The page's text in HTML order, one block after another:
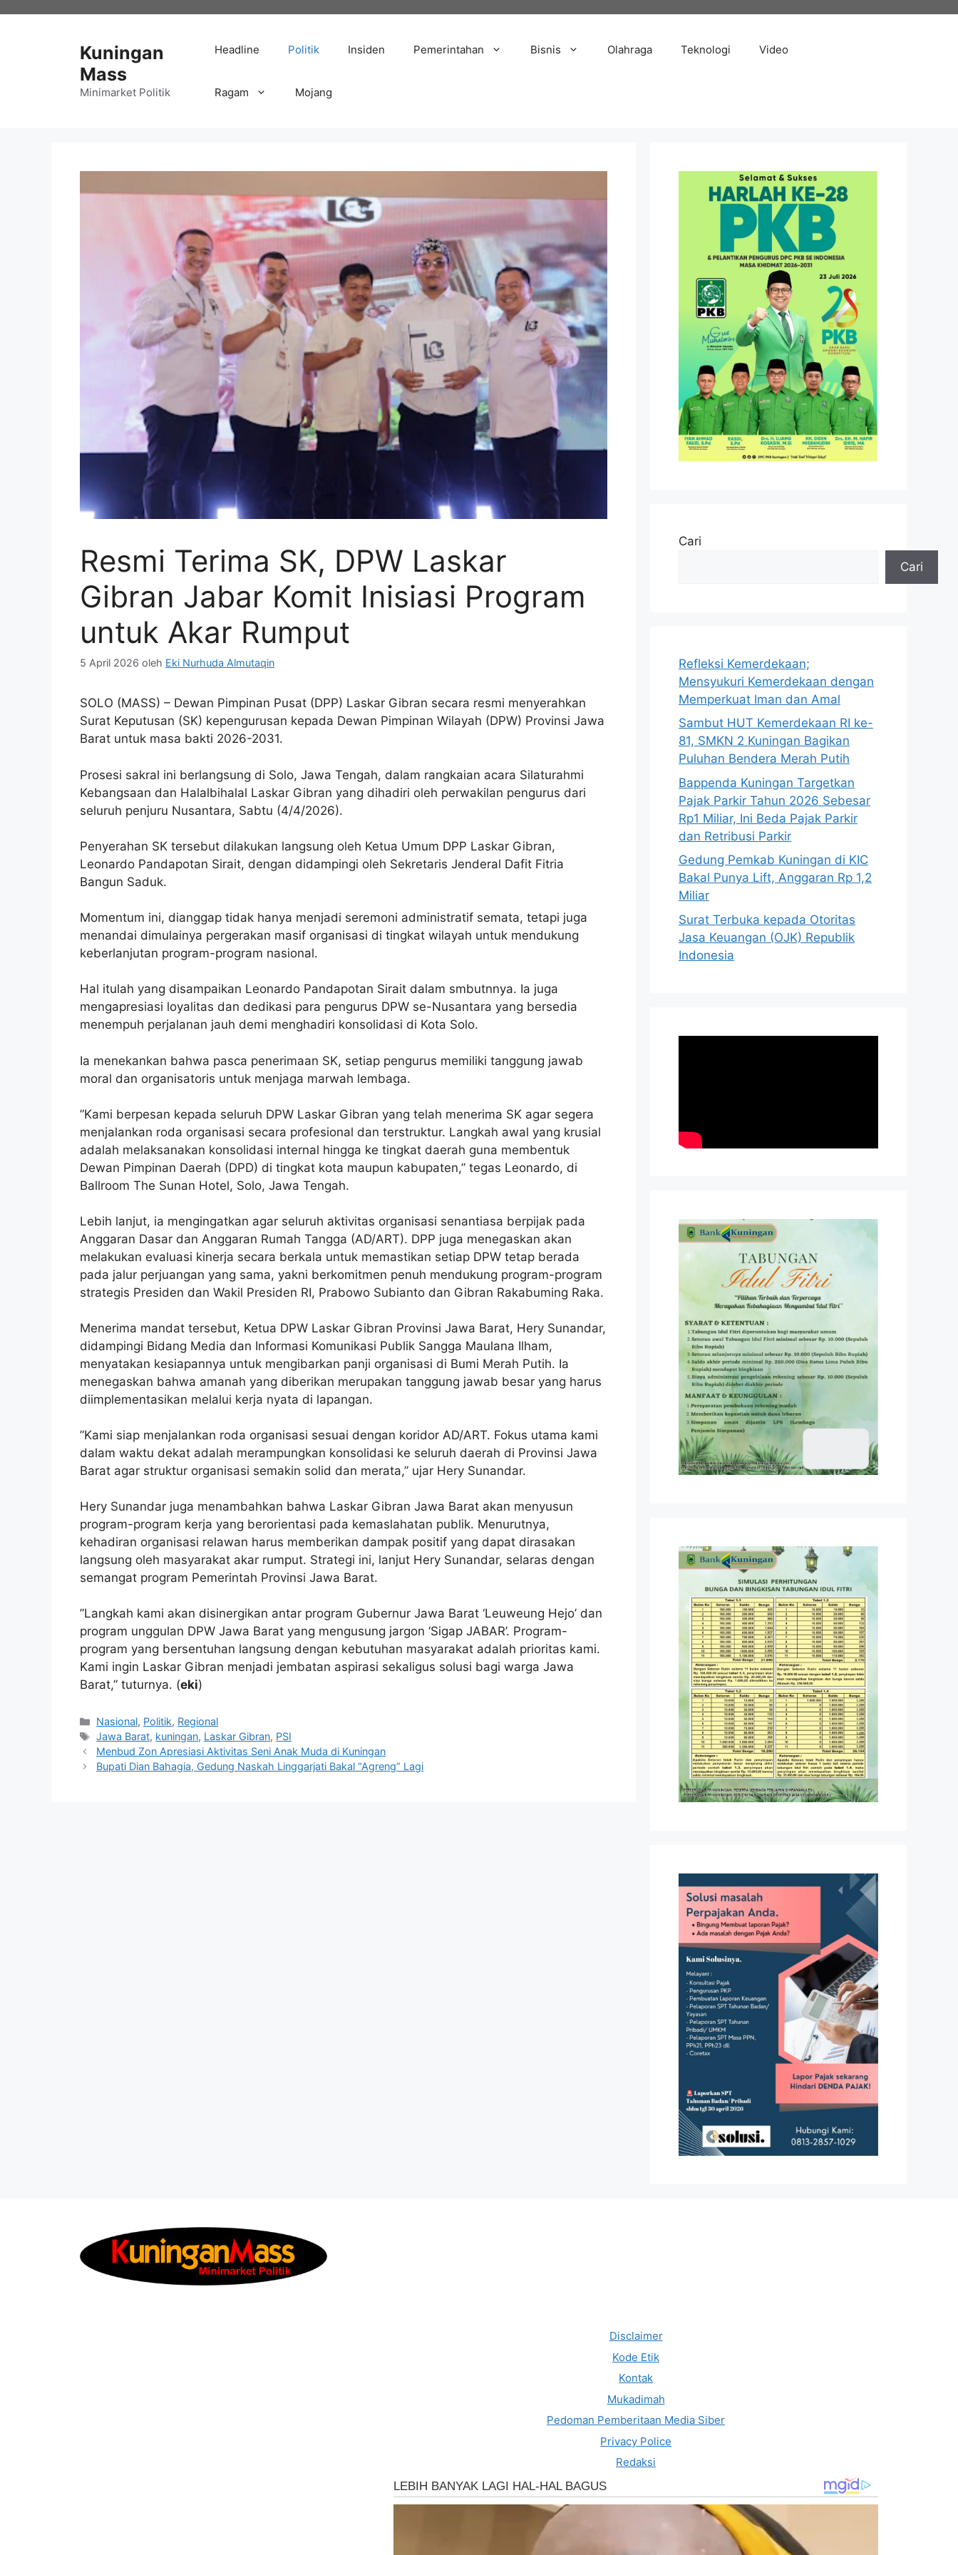
Kuningan
Mass
Minimarket Politik
Headline Politik Insiden Pemerintahan Bisnis Olahraga Teknologi Video
Ragam Mojang
Resmi Terima SK, DPW Laskar
Gibran Jabar Komit Inisiasi Program
untuk Akar Rumput
5 April 2026 oleh Eki Nurhuda Almutaqin
SOLO (MASS) – Dewan Pimpinan Pusat (DPP) Laskar Gibran secara resmi menyerahkan
Surat Keputusan (SK) kepengurusan kepada Dewan Pimpinan Wilayah (DPW) Provinsi Jawa
Barat untuk masa bakti 2026-2031.
Prosesi sakral ini berlangsung di Solo, Jawa Tengah, dalam rangkaian acara Silaturahmi
Kebangsaan dan Halalbihalal Laskar Gibran yang dihadiri oleh perwakilan pengurus dari
seluruh penjuru Nusantara, Sabtu (4/4/2026).
‎Penyerahan SK tersebut dilakukan langsung oleh Ketua Umum DPP Laskar Gibran,
Leonardo Pandapotan Sirait, dengan didampingi oleh Sekretaris Jenderal Dafit Fitria
Bangun Saduk.
Momentum ini, dianggap tidak hanya menjadi seremoni administratif semata, tetapi juga
menandai dimulainya pergerakan masif organisasi di tingkat wilayah untuk mendukung
keberlanjutan program-program nasional.
‎Hal itulah yang disampaikan Leonardo Pandapotan Sirait dalam smbutnnya. Ia juga
mengapresiasi loyalitas dan dedikasi para pengurus DPW se-Nusantara yang bersedia
menempuh perjalanan jauh demi menghadiri konsolidasi di Kota Solo.
Ia menekankan bahwa pasca penerimaan SK, setiap pengurus memiliki tanggung jawab
moral dan organisatoris untuk menjaga marwah lembaga.
‎”Kami berpesan kepada seluruh DPW Laskar Gibran yang telah menerima SK agar segera
menjalankan roda organisasi secara profesional dan terstruktur. Langkah awal yang krusial
adalah melaksanakan konsolidasi internal hingga ke tingkat daerah guna membentuk
Dewan Pimpinan Daerah (DPD) di tingkat kota maupun kabupaten,” tegas Leonardo, di
Ballroom The Sunan Hotel, Solo, Jawa Tengah.
‎Lebih lanjut, ia mengingatkan agar seluruh aktivitas organisasi senantiasa berpijak pada
Anggaran Dasar dan Anggaran Rumah Tangga (AD/ART). DPP juga menegaskan akan
melakukan evaluasi kinerja secara berkala untuk memastikan setiap DPW tetap berada
pada jalur perjuangan yang sama, yakni berkomitmen penuh mendukung program-program
strategis Presiden dan Wakil Presiden RI, Prabowo Subianto dan Gibran Rakabuming Raka.
‎Menerima mandat tersebut, Ketua DPW Laskar Gibran Provinsi Jawa Barat, Hery Sunandar,
didampingi Bidang Media dan Informasi Komunikasi Publik Sangga Maulana Ilham,
menyatakan kesiapannya untuk mengibarkan panji organisasi di Bumi Merah Putih. Ia
menegaskan bahwa amanah yang diberikan merupakan tanggung jawab besar yang harus
diimplementasikan melalui kerja nyata di lapangan.
‎”Kami siap menjalankan roda organisasi sesuai dengan koridor AD/ART. Fokus utama kami
dalam waktu dekat adalah merampungkan konsolidasi ke seluruh daerah di Provinsi Jawa
Barat agar struktur organisasi semakin solid dan merata,” ujar Hery Sunandar.
‎Hery Sunandar juga menambahkan bahwa Laskar Gibran Jawa Barat akan menyusun
program-program kerja yang berorientasi pada kemaslahatan publik. Menurutnya,
kehadiran organisasi relawan harus memberikan dampak positif yang dapat dirasakan
langsung oleh masyarakat akar rumput. Strategi ini, lanjut Hery Sunandar, selaras dengan
semangat program Pemerintah Provinsi Jawa Barat.
‎”Langkah kami akan disinergikan antar program Gubernur Jawa Barat ‘Leuweung Hejo’ dan
program unggulan DPW Jawa Barat yang mengusung jargon ‘Sigap JABAR’. Program-
program yang bersentuhan langsung dengan kebutuhan masyarakat adalah prioritas kami.
Kami ingin Laskar Gibran menjadi jembatan aspirasi sekaligus solusi bagi warga Jawa
Barat,” tuturnya. (eki)
Kategori
Nasional, Politik, Regional
Tag
Jawa Barat, kuningan, Laskar Gibran, PSI
Menbud Zon Apresiasi Aktivitas Seni Anak Muda di Kuningan
Bupati Dian Bahagia, Gedung Naskah Linggarjati Bakal “Agreng” Lagi
Cari
Cari
Refleksi Kemerdekaan;
Mensyukuri Kemerdekaan dengan
Memperkuat Iman dan Amal
Sambut HUT Kemerdekaan RI ke-
81, SMKN 2 Kuningan Bagikan
Puluhan Bendera Merah Putih
Bappenda Kuningan Targetkan
Pajak Parkir Tahun 2026 Sebesar
Rp1 Miliar, Ini Beda Pajak Parkir
dan Retribusi Parkir
Gedung Pemkab Kuningan di KIC
Bakal Punya Lift, Anggaran Rp 1,2
Miliar
Surat Terbuka kepada Otoritas
Jasa Keuangan (OJK) Republik
Indonesia
Disclaimer
Kode Etik
Kontak
Mukadimah
Pedoman Pemberitaan Media Siber
Privacy Police
Redaksi